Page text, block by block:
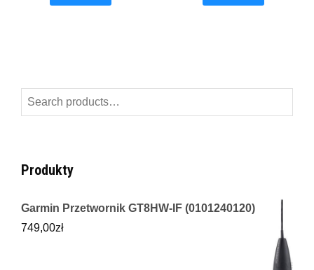
Search
for:
Produkty
Garmin Przetwornik GT8HW-IF (0101240120)
749,00zł